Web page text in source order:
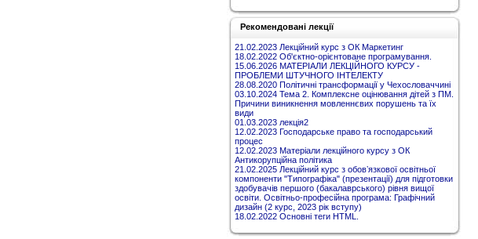
Рекомендовані лекції
21.02.2023 Лекційний курс з ОК Маркетинг
18.02.2022 Об'єктно-орієнтоване програмування.
15.06.2026 МАТЕРІАЛИ ЛЕКЦІЙНОГО КУРСУ -
ПРОБЛЕМИ ШТУЧНОГО ІНТЕЛЕКТУ
28.08.2020 Політичні трансформації у Чехословаччині
03.10.2024 Тема 2. Комплексне оцінювання дітей з ПМ.
Причини виникнення мовленнєвих порушень та їх
види
01.03.2023 лекція2
12.02.2023 Господарське право та господарський
процес
12.02.2023 Матеріали лекційного курсу з ОК
Антикорупційна політика
21.02.2025 Лекційний курс з обовʼязкової освітньої
компоненти "Типографіка" (презентації) для підготовки
здобувачів першого (бакалаврського) рівня вищої
освіти. Освітньо-професійна програма: Графічний
дизайн (2 курс, 2023 рік вступу)
18.02.2022 Основні теги HTML.